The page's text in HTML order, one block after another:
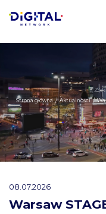
Strona główna / Aktualności /
08.07.2026
Warsaw